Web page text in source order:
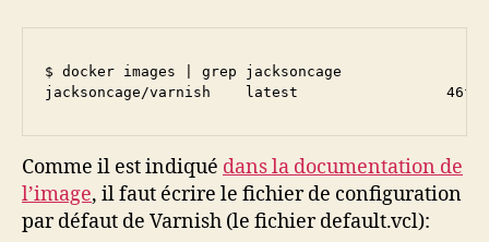
$ docker images | grep jacksoncage
Comme il est indiqué dans la documentation de
l’image, il faut écrire le fichier de configuration
par défaut de Varnish (le fichier default.vcl):